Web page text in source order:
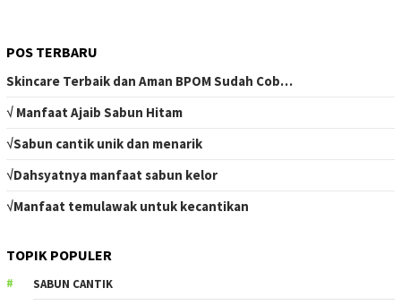
POS TERBARU
Skincare Terbaik dan Aman BPOM Sudah Cob…
√ Manfaat Ajaib Sabun Hitam
√Sabun cantik unik dan menarik
√Dahsyatnya manfaat sabun kelor
√Manfaat temulawak untuk kecantikan
TOPIK POPULER
SABUN CANTIK